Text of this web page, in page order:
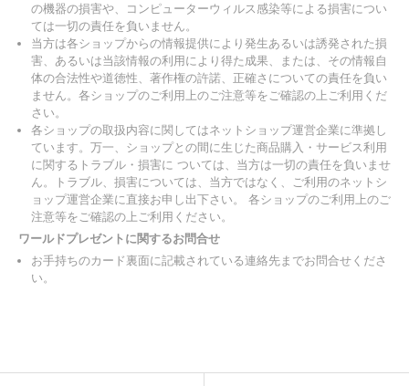
の機器の損害や、コンピューターウィルス感染等による損害につい
ては一切の責任を負いません。
当方は各ショップからの情報提供により発生あるいは誘発された損
害、あるいは当該情報の利用により得た成果、または、その情報自
体の合法性や道徳性、著作権の許諾、正確さについての責任を負い
ません。各ショップのご利用上のご注意等をご確認の上ご利用くだ
さい。
各ショップの取扱内容に関してはネットショップ運営企業に準拠し
ています。万一、ショップとの間に生じた商品購入・サービス利用
に関するトラブル・損害に ついては、当方は一切の責任を負いませ
ん。トラブル、損害については、当方ではなく、ご利用のネットシ
ョップ運営企業に直接お申し出下さい。 各ショップのご利用上のご
注意等をご確認の上ご利用ください。
ワールドプレゼントに関するお問合せ
お手持ちのカード裏面に記載されている連絡先までお問合せくださ
い。